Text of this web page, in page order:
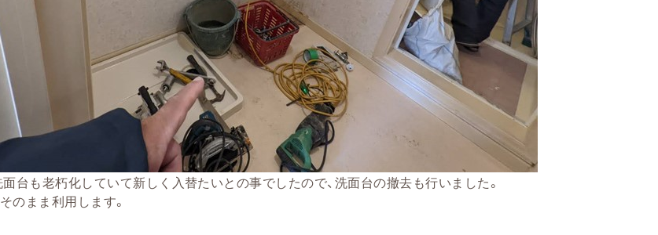
台も老朽化していて新しく入替たいとの事でしたので、洗面台の撤去も行いました。
のまま利用します。